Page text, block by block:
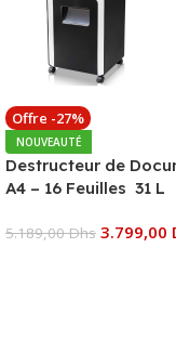
Offre -27%
NOUVEAUTÉ
Destructeur de
A4 – 16 Feuilles 31 L
5.189,00Dhs 3.799,00